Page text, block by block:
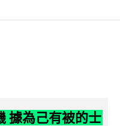
據為己有被的士